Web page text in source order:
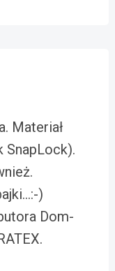
Materiał
SnapLock).
)
Dom-